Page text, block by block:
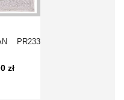
PR233
zł